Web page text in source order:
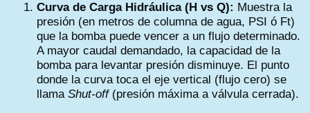
Curva de Carga Hidráulica (H vs Q): Muestra la
presión (en metros de columna de agua, PSI ó Ft)
que la bomba puede vencer a un flujo determinado.
A mayor caudal demandado, la capacidad de la
bomba para levantar presión disminuye. El punto
donde la curva toca el eje vertical (flujo cero) se
llamaShut-off(presión máxima a válvula cerrada).